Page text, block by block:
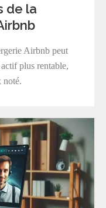
de la
Airbnb peut
plus rentable,
noté.